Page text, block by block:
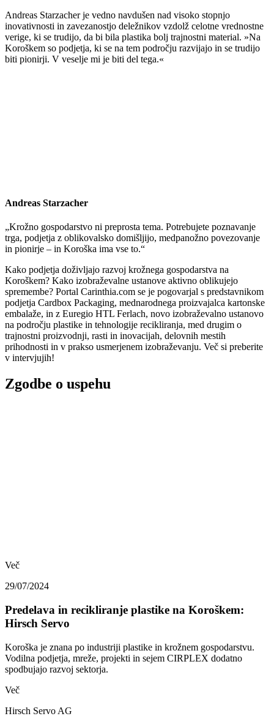
Andreas Starzacher je vedno navdušen nad visoko stopnjo
inovativnosti in zavezanostjo deležnikov vzdolž celotne vrednostne
verige, ki se trudijo, da bi bila plastika bolj trajnostni material. »Na
Koroškem so podjetja, ki se na tem področju razvijajo in se trudijo
biti pionirji. V veselje mi je biti del tega.«
Andreas Starzacher
„Krožno gospodarstvo ni preprosta tema. Potrebujete poznavanje
trga, podjetja z oblikovalsko domišljijo, medpanožno povezovanje
in pionirje – in Koroška ima vse to.“
Kako podjetja doživljajo razvoj krožnega gospodarstva na
Koroškem? Kako izobraževalne ustanove aktivno oblikujejo
spremembe? Portal Carinthia.com se je pogovarjal s predstavnikom
podjetja Cardbox Packaging, mednarodnega proizvajalca kartonske
embalaže, in z Euregio HTL Ferlach, novo izobraževalno ustanovo
na področju plastike in tehnologije recikliranja, med drugim o
trajnostni proizvodnji, rasti in inovacijah, delovnih mestih
prihodnosti in v prakso usmerjenem izobraževanju. Več si preberite
v intervjujih!
Zgodbe o uspehu
Več
29/07/2024
Predelava in recikliranje plastike na Koroškem:
Hirsch Servo
Koroška je znana po industriji plastike in krožnem gospodarstvu.
Vodilna podjetja, mreže, projekti in sejem CIRPLEX dodatno
spodbujajo razvoj sektorja.
Več
Hirsch Servo AG